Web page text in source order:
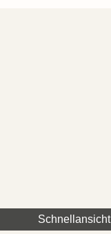
Schnellansicht